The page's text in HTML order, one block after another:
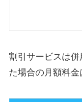
割引サービスは
た場合の月額料金